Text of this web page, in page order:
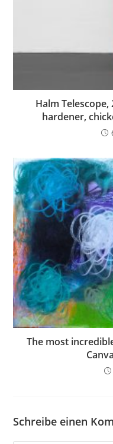
Halm
hardener,
The most
Schreibe einen